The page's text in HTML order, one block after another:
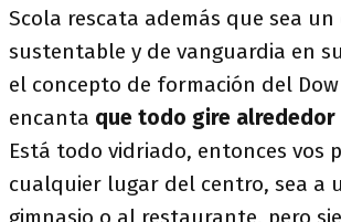
Scola rescata además que sea un
sustentable y de vanguardia en
el concepto de formación del Dow
encanta que todo gire alrededor
Está todo vidriado, entonces vos
cualquier lugar del centro, sea a